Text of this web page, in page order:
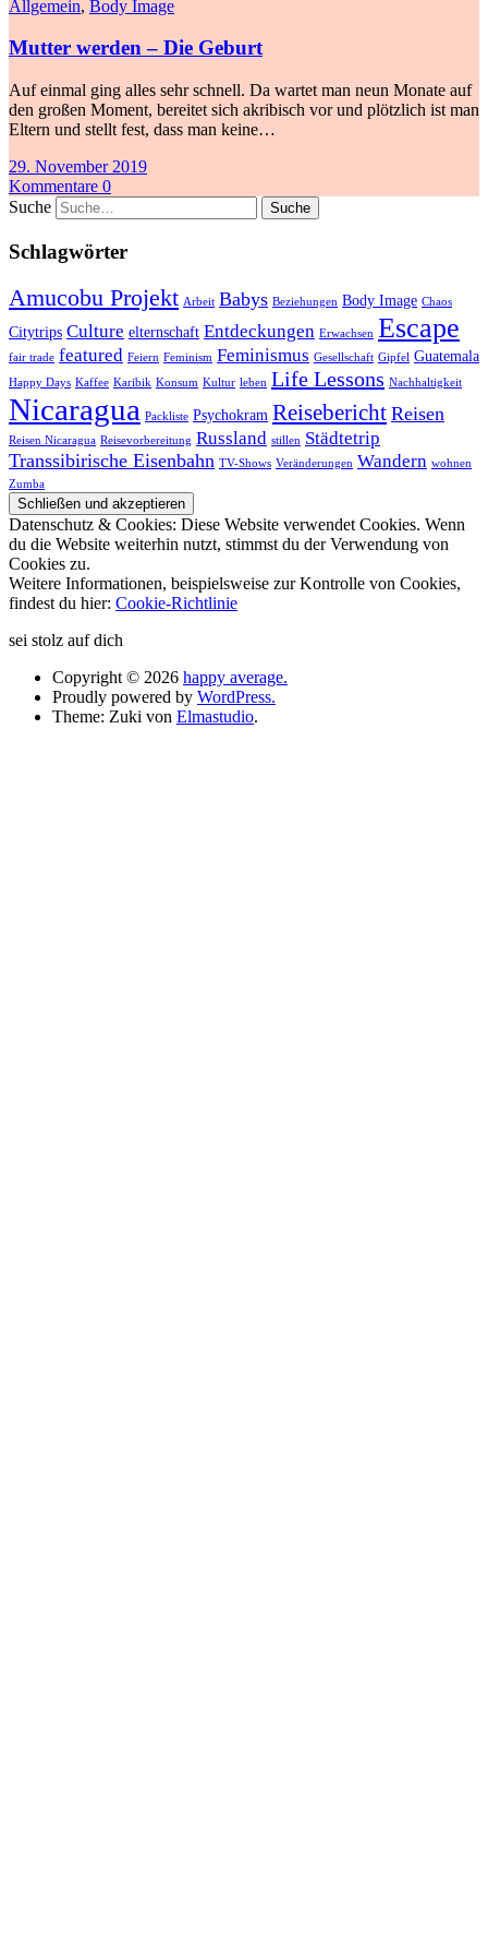
Allgemein, Body Image
Mutter werden – Die Geburt
Auf einmal ging alles sehr schnell. Da wartet man neun Monate auf
den großen Moment, bereitet sich akribisch vor und plötzlich ist man
Eltern und stellt fest, dass man keine…
29. November 2019
Kommentare 0
Suche
Schlagwörter
Amucobu Projekt Arbeit Babys Beziehungen Body Image Chaos
Citytrips Culture elternschaft Entdeckungen Erwachsen Escape
fair trade featured Feiern Feminism Feminismus Gesellschaft Gipfel Guatemala
Happy Days Kaffee Karibik Konsum Kultur leben Life Lessons Nachhaltigkeit
Nicaragua Packliste Psychokram Reisebericht Reisen
Reisen Nicaragua Reisevorbereitung Russland stillen Städtetrip
Transsibirische Eisenbahn TV-Shows Veränderungen Wandern wohnen
Zumba
Datenschutz & Cookies: Diese Website verwendet Cookies. Wenn
du die Website weiterhin nutzt, stimmst du der Verwendung von
Cookies zu.
Weitere Informationen, beispielsweise zur Kontrolle von Cookies,
findest du hier: Cookie-Richtlinie
sei stolz auf dich
Copyright © 2026 happy average.
Proudly powered by WordPress.
Theme: Zuki von Elmastudio.